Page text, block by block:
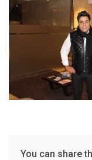
You can share